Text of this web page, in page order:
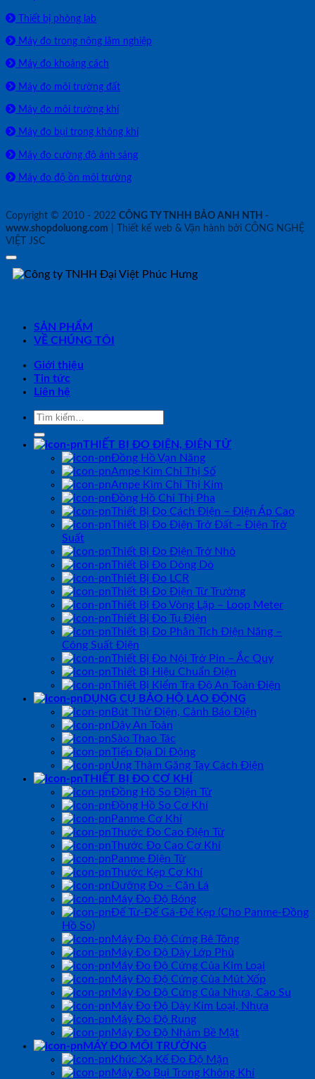
Thiết bị phòng lab
Máy đo trong nông lâm nghiệp
Máy đo khoảng cách
Máy đo môi trường đất
Máy đo môi trường khí
Máy đo bụi trong không khí
Máy đo cường độ ánh sáng
Máy đo độ ồn môi trường
Copyright © 2010 - 2022 CÔNG TY TNHH BẢO ANH NTH -
www.shopdoluong.com | Thiết kế web & Vận hành bởi CÔNG NGHỆ
VIỆT JSC
SẢN PHẨM
VỀ CHÚNG TÔI
Giới thiệu
Tin tức
Liên hệ
Tìm
THIẾT BỊ ĐO ĐIỆN, ĐIỆN TỬ
Đồng Hồ Vạn Năng
Ampe Kìm Chỉ Thị Số
Ampe Kìm Chỉ Thị Kim
Đồng Hồ Chỉ Thị Pha
Thiết Bị Đo Cách Điện – Điện Áp Cao
Thiết Bị Đo Điện Trở Đất – Điện Trở
Suất
Thiết Bị Đo Điện Trở Nhỏ
Thiết Bị Đo Dòng Dò
Thiết Bị Đo LCR
Thiết Bị Đo Điện Từ Trường
Thiết Bị Đo Vòng Lặp – Loop Meter
Thiết Bị Đo Tụ Điện
Thiết Bị Đo Phân Tích Điện Năng –
Công Suất Điện
Thiết Bị Đo Nội Trở Pin – Ắc Quy
Thiết Bị Hiệu Chuẩn Điện
Thiết Bị Kiểm Tra Độ An Toàn Điện
DỤNG CỤ BẢO HỘ LAO ĐỘNG
Bút Thử Điện, Cảnh Báo Điện
Dây An Toàn
Sào Thao Tác
Tiếp Địa Di Động
Ủng Thảm Găng Tay Cách Điện
THIẾT BỊ ĐO CƠ KHÍ
Đồng Hồ So Điện Tử
Đồng Hồ So Cơ Khí
Panme Cơ Khí
Thước Đo Cao Điện Tử
Thước Đo Cao Cơ Khí
Panme Điện Tử
Thước Kẹp Cơ Khí
Dưỡng Đo – Căn Lá
Máy Đo Độ Bóng
Đế Từ-Đế Gá-Đế Kẹp (Cho Panme-Đồng
Hồ So)
Máy Đo Độ Cứng Bê Tông
Máy Đo Độ Dày Lớp Phủ
Máy Đo Độ Cứng Của Kim Loại
Máy Đo Độ Cứng Của Mút Xốp
Máy Đo Độ Cứng Của Nhựa, Cao Su
Máy Đo Độ Dày Kim Loại, Nhựa
Máy Đo Độ Rung
Máy Đo Độ Nhám Bề Mặt
MÁY ĐO MÔI TRƯỜNG
Khúc Xạ Kế Đo Độ Mặn
Máy Đo Bụi Trong Không Khí